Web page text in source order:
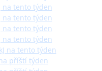
na tento týden
na tento týden
na tento týden
na tento týden
na tento týden
příští týden